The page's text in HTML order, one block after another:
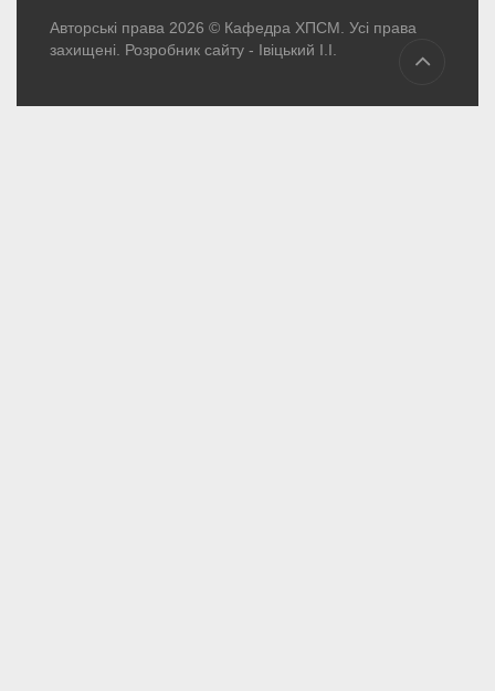
Авторські права 2026 © Кафедра ХПСМ. Усі права
захищені. Розробник сайту - Івіцький І.І.